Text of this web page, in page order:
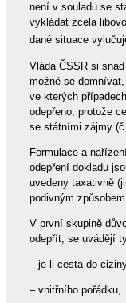
není v souladu se
vykládat zcela
dané situace
Vláda ČSSR si
možné se
ve kterých
odepřeno, protože
se státními zájmy
Formulace a
odepření dokladu
uvedeny taxativně
podivným způsobem.
V první skupině
odepřít, se uvádějí
– je-li cesta do
– vnitřního pořádku,